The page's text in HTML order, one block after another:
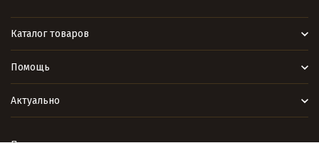
Каталог товаров
Помощь
Актуально